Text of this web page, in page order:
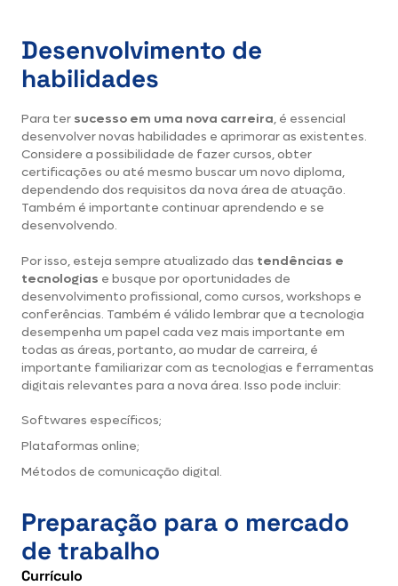
Desenvolvimento de
habilidades
Para ter sucesso em uma nova carreira, é essencial
desenvolver novas habilidades e aprimorar as existentes.
Considere a possibilidade de fazer cursos, obter
certificações ou até mesmo buscar um novo diploma,
dependendo dos requisitos da nova área de atuação.
Também é importante continuar aprendendo e se
desenvolvendo.
Por isso, esteja sempre atualizado das tendências e
tecnologias e busque por oportunidades de
desenvolvimento profissional, como cursos, workshops e
conferências. Também é válido lembrar que a tecnologia
desempenha um papel cada vez mais importante em
todas as áreas, portanto, ao mudar de carreira, é
importante familiarizar com as tecnologias e ferramentas
digitais relevantes para a nova área. Isso pode incluir:
Softwares específicos;
Plataformas online;
Métodos de comunicação digital.
Preparação para o mercado
de trabalho
Currículo